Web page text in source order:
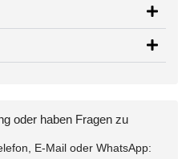
oder haben Fragen zu
E-Mail oder WhatsApp: